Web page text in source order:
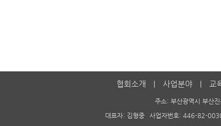
협회소개 사업분야 교
주소: 부산광역시 부산
대표자: 김형중
사업자번호: 446-82-